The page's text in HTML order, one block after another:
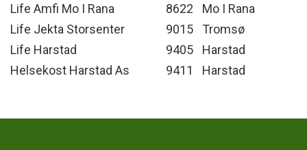
Life Amfi Mo I Rana 8622
Mo I Rana
Life Jekta Storsenter
9015
Tromsø
Life Harstad
9405
Harstad
Helsekost Harstad As
9411 Harstad